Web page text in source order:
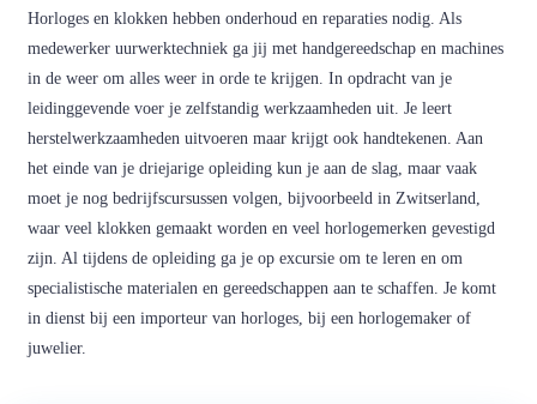
Horloges en klokken hebben onderhoud en reparaties nodig. Als
medewerker uurwerktechniek ga jij met handgereedschap en machines
in de weer om alles weer in orde te krijgen. In opdracht van je
leidinggevende voer je zelfstandig werkzaamheden uit. Je leert
herstelwerkzaamheden uitvoeren maar krijgt ook handtekenen. Aan
het einde van je driejarige opleiding kun je aan de slag, maar vaak
moet je nog bedrijfscursussen volgen, bijvoorbeeld in Zwitserland,
waar veel klokken gemaakt worden en veel horlogemerken gevestigd
zijn. Al tijdens de opleiding ga je op excursie om te leren en om
specialistische materialen en gereedschappen aan te schaffen. Je komt
in dienst bij een importeur van horloges, bij een horlogemaker of
juwelier.